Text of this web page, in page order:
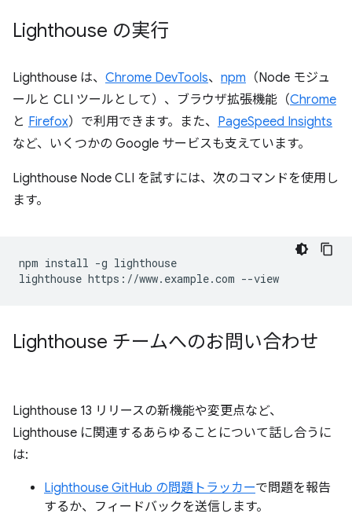
Lighthouse の実行
Lighthouse は、 Chrome DevTools、 npm （Node モジュ
ールと CLI ツールとして）、ブラウザ拡張機能（Chrome
と Firefox）で利用できます。また、 PageSpeed Insights
など、いくつかの Google サービスも支えています。
Lighthouse Node CLI を試すには、次のコマンドを使用し
ます。
npm install -g lighthouse
Lighthouse チームへのお問い合わせ
Lighthouse 13 リリースの新機能や変更点など、
Lighthouse に関連するあらゆることについて話し合うに
は:
Lighthouse GitHub の問題トラッカーで問題を報告
するか、フィードバックを送信します。